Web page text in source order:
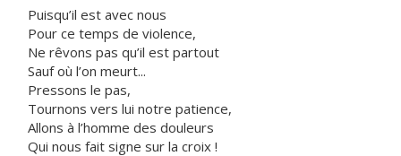
Puisqu’il est avec nous
Pour ce temps de violence,
Ne rêvons pas qu’il est partout
Sauf où l’on meurt...
Pressons le pas,
Tournons vers lui notre patience,
Allons à l’homme des douleurs
Qui nous fait signe sur la croix !